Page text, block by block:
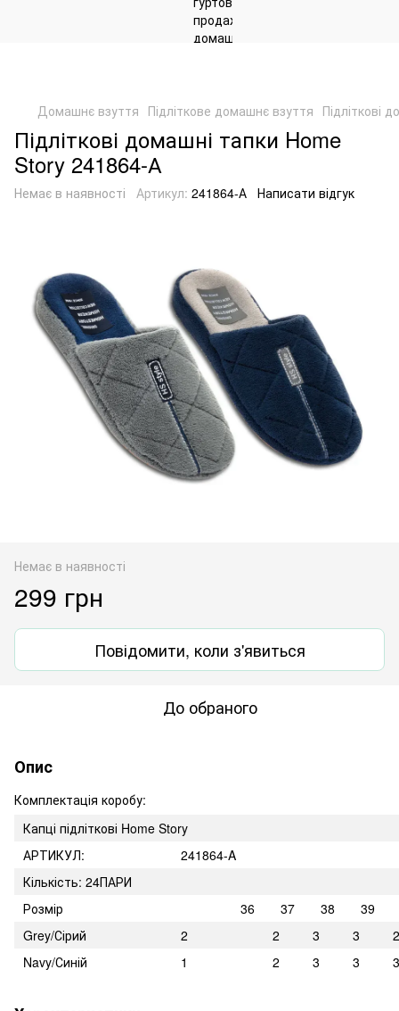
Домашнє взуття Підліткове домашнє взуття Підліткові
Підліткові домашні тапки Home
Story 241864-А
Немає в наявності Артикул: 241864-А Написати відгук
Немає в наявності
299 грн
Повідомити, коли з'явиться
До обраного
Опис
Комплектація коробу:
Капці підліткові Home Story
АРТИКУЛ:
241864-A
Кількість: 24ПАРИ
Розмір
36 37 38
39
Grey/Сірий
2 2 3 3
2
Navy/Синій
1 2 3 3 3